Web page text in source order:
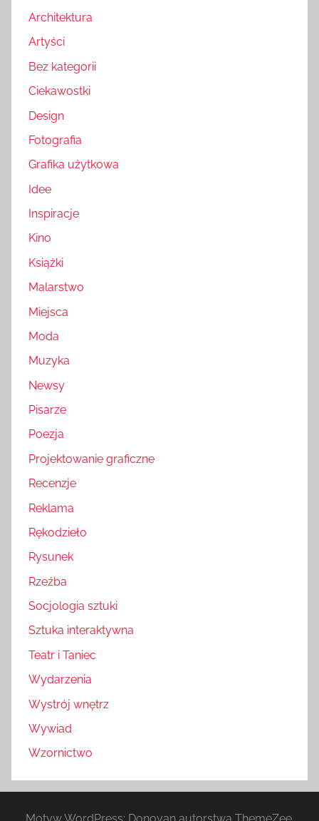
Architektura
Artyści
Bez kategorii
Ciekawostki
Design
Fotografia
Grafika użytkowa
Idee
Inspiracje
Kino
Książki
Malarstwo
Miejsca
Moda
Muzyka
Newsy
Pisarze
Poezja
Projektowanie graficzne
Recenzje
Reklama
Rękodzieło
Rysunek
Rzeźba
Socjologia sztuki
Sztuka interaktywna
Teatr i Taniec
Wydarzenia
Wystrój wnętrz
Wywiad
Wzornictwo